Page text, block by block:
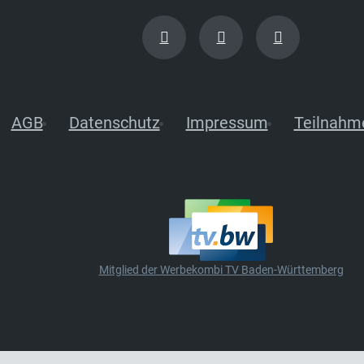
AGB Datenschutz Impressum
Mitglied der Werbekombi TV Baden-Württemberg